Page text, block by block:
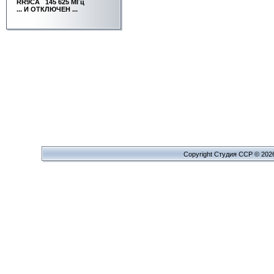
RR9CA 145 625 МГц
... И ОТКЛЮЧЕН ...
Copyright Cтудия ССР ©